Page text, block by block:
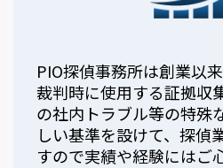
PIO探偵事務所は創業以
裁判時に使用する証拠収
の社内トラブル等の特殊
しい基準を設けて、探偵
すので実績や経験にはご